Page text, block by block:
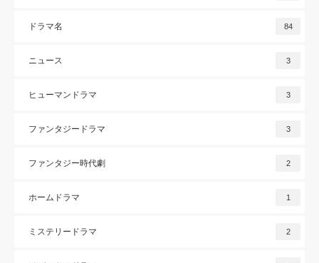
ドラマ名 84
ニュース 3
ヒューマンドラマ 3
ファンタジードラマ 3
ファンタジー時代劇 2
ホームドラマ 1
ミステリードラマ 2